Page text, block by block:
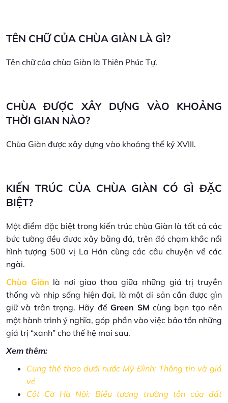
TÊN CHỮ CỦA CHÙA GIÀN LÀ GÌ?
Tên chữ của chùa Giàn là Thiên Phúc Tự.
CHÙA ĐƯỢC XÂY DỰNG VÀO KHOẢNG
THỜI GIAN NÀO?
Chùa Giàn được xây dựng vào khoảng thế kỷ XVIII.
KIẾN TRÚC CỦA CHÙA GIÀN CÓ GÌ ĐẶC
BIỆT?
Một điểm đặc biệt trong kiến trúc chùa Giàn là tất cả các
bức tường đều được xây bằng đá, trên đó chạm khắc nổi
hình tượng 500 vị La Hán cùng các câu chuyện về các
ngài.
Chùa Giàn là nơi giao thoa giữa những giá trị truyền
thống và nhịp sống hiện đại, là một di sản cần được gìn
giữ và trân trọng. Hãy để Green SM cùng bạn tạo nên
một hành trình ý nghĩa, góp phần vào việc bảo tồn những
giá trị “xanh” cho thế hệ mai sau.
Xem thêm:
Cung thể thao dưới nước Mỹ Đình: Thông tin và giá
vé
Cột Cờ Hà Nội: Biểu tượng trường tồn của đất